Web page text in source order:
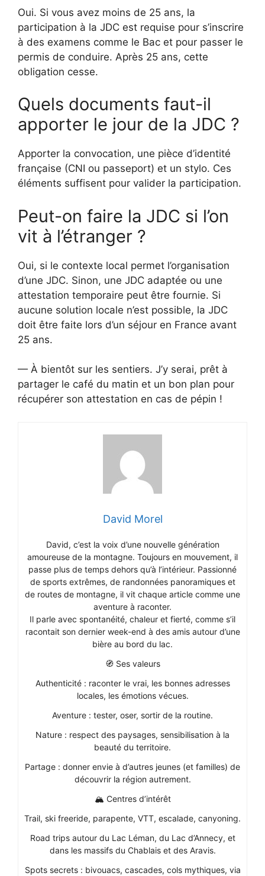
Oui. Si vous avez moins de 25 ans, la
participation à la JDC est requise pour s’inscrire
à des examens comme le Bac et pour passer le
permis de conduire. Après 25 ans, cette
obligation cesse.
Quels documents faut-il
apporter le jour de la JDC ?
Apporter la convocation, une pièce d’identité
française (CNI ou passeport) et un stylo. Ces
éléments suffisent pour valider la participation.
Peut-on faire la JDC si l’on
vit à l’étranger ?
Oui, si le contexte local permet l’organisation
d’une JDC. Sinon, une JDC adaptée ou une
attestation temporaire peut être fournie. Si
aucune solution locale n’est possible, la JDC
doit être faite lors d’un séjour en France avant
25 ans.
— À bientôt sur les sentiers. J’y serai, prêt à
partager le café du matin et un bon plan pour
récupérer son attestation en cas de pépin !
David Morel
David, c’est la voix d’une nouvelle génération
amoureuse de la montagne. Toujours en mouvement, il
passe plus de temps dehors qu’à l’intérieur. Passionné
de sports extrêmes, de randonnées panoramiques et
de routes de montagne, il vit chaque article comme une
aventure à raconter.
Il parle avec spontanéité, chaleur et fierté, comme s’il
racontait son dernier week-end à des amis autour d’une
bière au bord du lac.
🧭 Ses valeurs
Authenticité : raconter le vrai, les bonnes adresses
locales, les émotions vécues.
Aventure : tester, oser, sortir de la routine.
Nature : respect des paysages, sensibilisation à la
beauté du territoire.
Partage : donner envie à d’autres jeunes (et familles) de
découvrir la région autrement.
🏔️ Centres d’intérêt
Trail, ski freeride, parapente, VTT, escalade, canyoning.
Road trips autour du Lac Léman, du Lac d’Annecy, et
dans les massifs du Chablais et des Aravis.
Spots secrets : bivouacs, cascades, cols mythiques, via